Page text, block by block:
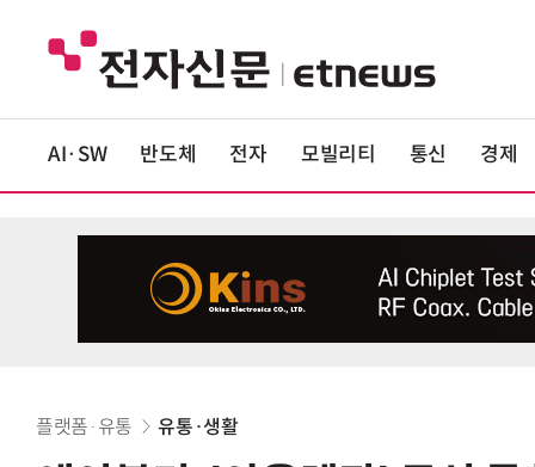
AI·SW 반도체 전자 모빌리티 통신 경제
플랫폼·유통 유통·생활